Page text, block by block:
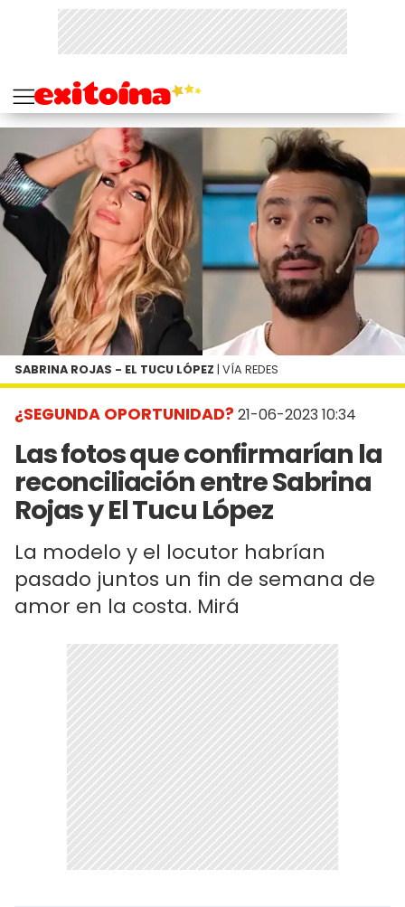
¿SEGUNDA OPORTUNIDAD? 21-06-2023 10:34
Las fotos que confirmarían la
reconciliación entre Sabrina
Rojas y El Tucu López
La modelo y el locutor habrían
pasado juntos un fin de semana de
amor en la costa. Mirá
SABRINA ROJAS - EL TUCU LÓPEZ | VÍA REDES